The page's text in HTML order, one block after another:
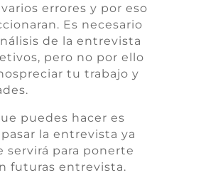
errores y por eso
Es necesario
de la entrevista
pero no por ello
tu trabajo y
puedes hacer es
la entrevista ya
servirá para ponerte
futuras entrevista.